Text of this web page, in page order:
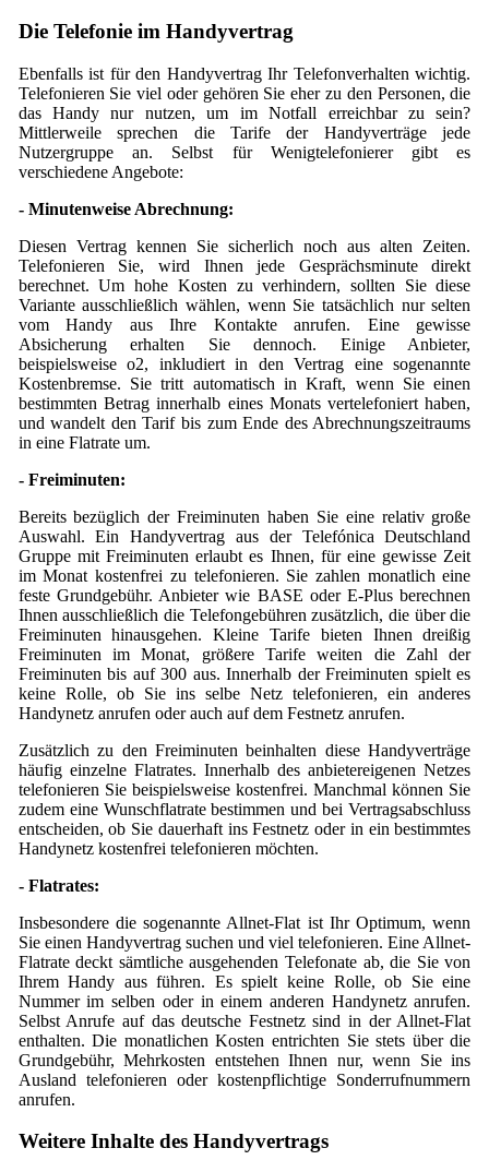
Die Telefonie im Handyvertrag
Ebenfalls ist für den Handyvertrag Ihr Telefonverhalten wichtig.
Telefonieren Sie viel oder gehören Sie eher zu den Personen, die
das Handy nur nutzen, um im Notfall erreichbar zu sein?
Mittlerweile sprechen die Tarife der Handyverträge jede
Nutzergruppe an. Selbst für Wenigtelefonierer gibt es
verschiedene Angebote:
- Minutenweise Abrechnung:
Diesen Vertrag kennen Sie sicherlich noch aus alten Zeiten.
Telefonieren Sie, wird Ihnen jede Gesprächsminute direkt
berechnet. Um hohe Kosten zu verhindern, sollten Sie diese
Variante ausschließlich wählen, wenn Sie tatsächlich nur selten
vom Handy aus Ihre Kontakte anrufen. Eine gewisse
Absicherung erhalten Sie dennoch. Einige Anbieter,
beispielsweise o2, inkludiert in den Vertrag eine sogenannte
Kostenbremse. Sie tritt automatisch in Kraft, wenn Sie einen
bestimmten Betrag innerhalb eines Monats vertelefoniert haben,
und wandelt den Tarif bis zum Ende des Abrechnungszeitraums
in eine Flatrate um.
- Freiminuten:
Bereits bezüglich der Freiminuten haben Sie eine relativ große
Auswahl. Ein Handyvertrag aus der Telefónica Deutschland
Gruppe mit Freiminuten erlaubt es Ihnen, für eine gewisse Zeit
im Monat kostenfrei zu telefonieren. Sie zahlen monatlich eine
feste Grundgebühr. Anbieter wie BASE oder E-Plus berechnen
Ihnen ausschließlich die Telefongebühren zusätzlich, die über die
Freiminuten hinausgehen. Kleine Tarife bieten Ihnen dreißig
Freiminuten im Monat, größere Tarife weiten die Zahl der
Freiminuten bis auf 300 aus. Innerhalb der Freiminuten spielt es
keine Rolle, ob Sie ins selbe Netz telefonieren, ein anderes
Handynetz anrufen oder auch auf dem Festnetz anrufen.
Zusätzlich zu den Freiminuten beinhalten diese Handyverträge
häufig einzelne Flatrates. Innerhalb des anbietereigenen Netzes
telefonieren Sie beispielsweise kostenfrei. Manchmal können Sie
zudem eine Wunschflatrate bestimmen und bei Vertragsabschluss
entscheiden, ob Sie dauerhaft ins Festnetz oder in ein bestimmtes
Handynetz kostenfrei telefonieren möchten.
- Flatrates:
Insbesondere die sogenannte Allnet-Flat ist Ihr Optimum, wenn
Sie einen Handyvertrag suchen und viel telefonieren. Eine Allnet-
Flatrate deckt sämtliche ausgehenden Telefonate ab, die Sie von
Ihrem Handy aus führen. Es spielt keine Rolle, ob Sie eine
Nummer im selben oder in einem anderen Handynetz anrufen.
Selbst Anrufe auf das deutsche Festnetz sind in der Allnet-Flat
enthalten. Die monatlichen Kosten entrichten Sie stets über die
Grundgebühr, Mehrkosten entstehen Ihnen nur, wenn Sie ins
Ausland telefonieren oder kostenpflichtige Sonderrufnummern
anrufen.
Weitere Inhalte des Handyvertrags